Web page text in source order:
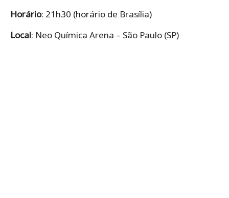
Horário: 21h30 (horário de Brasília)
Local: Neo Química Arena – São Paulo (SP)